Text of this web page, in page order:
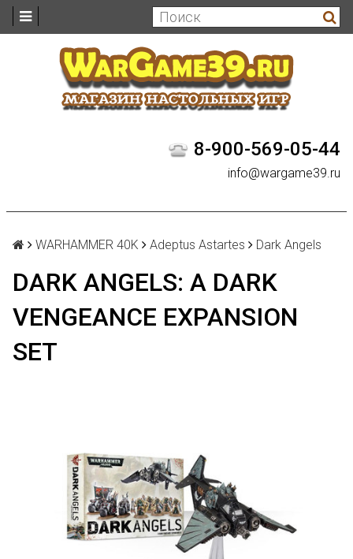
8-900-569-05-44
info@wargame39.ru
WARHAMMER 40K Adeptus Astartes Dark Angels
DARK ANGELS: A DARK
VENGEANCE EXPANSION
SET